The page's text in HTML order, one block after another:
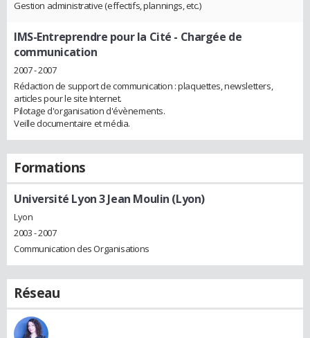
Gestion administrative (effectifs, plannings, etc.)
IMS-Entreprendre pour la Cité - Chargée de
communication
2007 - 2007
Rédaction de support de communication : plaquettes, newsletters,
articles pour le site Internet.
Pilotage d'organisation d'évènements.
Veille documentaire et média.
Formations
Université Lyon 3 Jean Moulin (Lyon)
Lyon
2003 - 2007
Communication des Organisations
Réseau